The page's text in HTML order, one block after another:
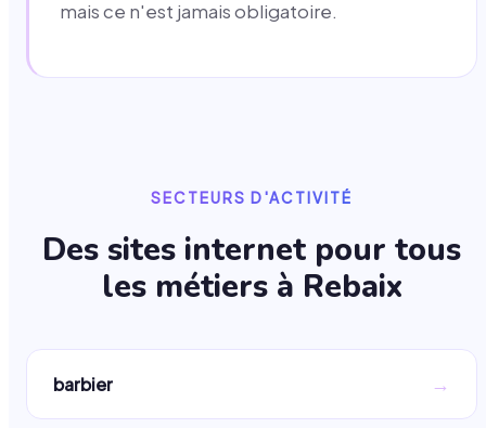
mais ce n'est jamais obligatoire.
SECTEURS D'ACTIVITÉ
Des sites internet pour tous
les métiers à Rebaix
barbier →